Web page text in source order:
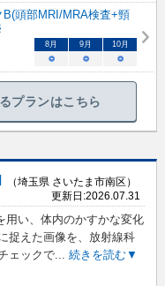
B(頭部MRI/MRA検査+頸
8 月 9 月 10月
○ ○ ○
プランはこちら
（埼玉県 さいたま市南区）
更新日:2026.07.31
用い、体内のかすかな変化
捉えた画像を、放射線科
ェックで... 続きを読む▼